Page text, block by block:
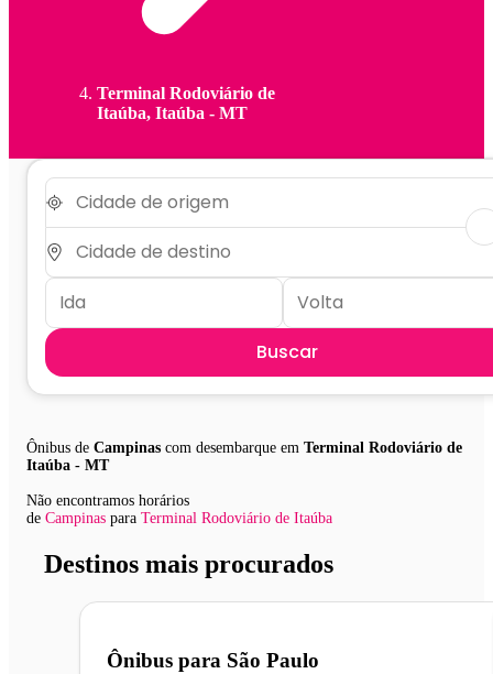
Terminal Rodoviário de
Itaúba, Itaúba - MT
Buscar
Ônibus de Campinas com desembarque em Terminal Rodoviário de
Itaúba - MT
Não encontramos horários
de Campinas para Terminal Rodoviário de Itaúba
Destinos mais procurados
Ônibus para São Paulo